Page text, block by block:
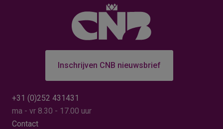
Inschrijven CNB nieuwsbrief
+31 (0)252 431431
ma - vr 8.30 - 17.00 uur
Contact